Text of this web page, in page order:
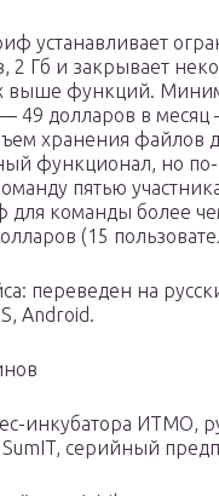
устанавливает
2 Гб и закрывает
выше функций.
— 49 долларов в
хранения файлов
функционал, но
пятью
команды более
(15
переведен на
Android.
инкубатора ИТМО,
серийный